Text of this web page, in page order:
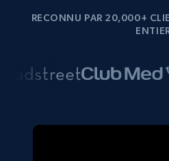
RECONNU PAR 20,000+